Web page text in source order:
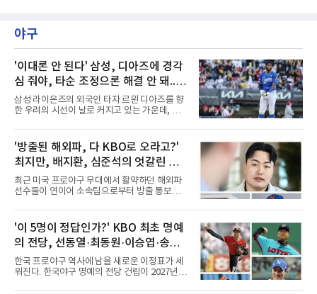
홀에서 경기하고 있다.
야구
'이대론 안 된다' 삼성, 디아즈에 경각
심 줘야, 타순 조정으론 해결 안 돼...벤
치 대기 등 채찍 들어야
삼성 라이온즈의 외국인 타자 르윈 디아즈를 향
한 우려의 시선이 날로 커지고 있는 가운데, 지
현실을 직시해야 할 때라는 목소리가 거세다. 그
동안 벤치는 디아즈의 이름값과 과거의 활약상
을 믿으며 지루한 기다림을 이어왔지만, 이제는
그러한 보수적이고 안일한 태도가 팀의 발목을
잡는 독으로 작용하고 있다는 지적이다.시즌 중
반을 넘어 종착지를 향해 달리는 시점에서 외국
인 타자의 부진은 단순한 개인의 슬럼프를 넘어
디아즈가 보여주는 경기 내용이 너무나 실망스
럽다. 승부처마다 터져 나
'방출된 해외파, 다 KBO로 오라고?'
최지만, 배지환, 심준석의 엇갈린 거
취와 현실
최근 미국 프로야구 무대에서 활약하던 해외파
선수들이 연이어 소속팀으로부터 방출 통보를
메이저리그와 마이너리그를 오가며 도전을 이어
가던 이들의 잇단 이탈은 자연스럽게 '이들이 과
연 KBO리그로 유턴할 것인가'라는 뜨거운 화두
로 이어졌다. 일각에서는 당연하다는 듯 국내 복
귀를 점치고 있지만, 막상 뚜껑을 열어보면 세
선수가 마주한 현실과 향후 행보는 판이하게 갈
린다. 선수 개인의 확고한 소신과 야구계의 엄격
'이 5명이 정답인가?' KBO 최초 명예
의 전당, 선동열·최동원·이승엽·송진
우·김응용을 둘러싼 논쟁
한국 프로야구 역사에 남을 새로운 이정표가 세
워진다. 한국야구 명예의 전당 건립이 2027년으